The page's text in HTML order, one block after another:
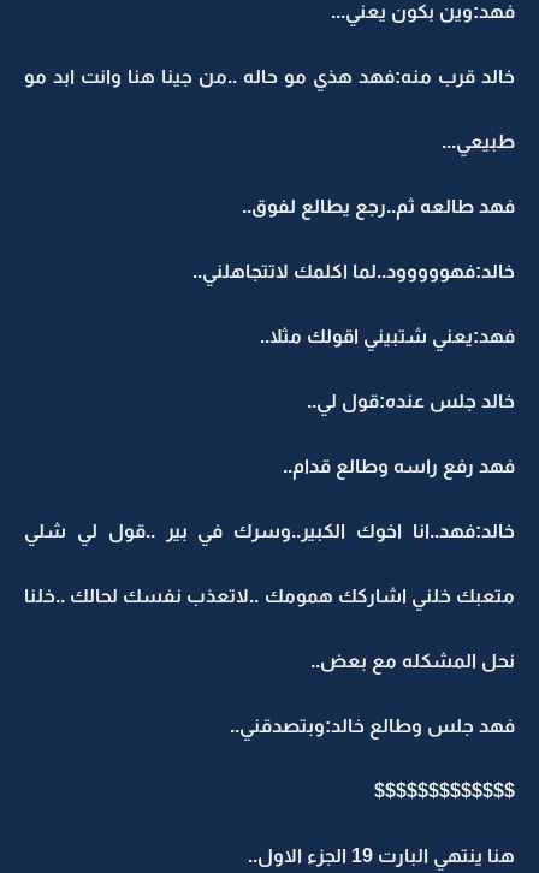
فهد:وين بكون يعني...
خالد قرب منه:فهد هذي مو حاله ..من جينا هنا وانت ابد مو
طبيعي...
فهد طالعه ثم..رجع يطالع لفوق..
خالد:فهووووود..لما اكلمك لاتتجاهلني..
فهد:يعني شتبيني اقولك مثلا..
خالد جلس عنده:قول لي..
فهد رفع راسه وطالع قدام..
خالد:فهد..انا اخوك الكبير..وسرك في بير ..قول لي شلي
متعبك خلني اشاركك همومك ..لاتعذب نفسك لحالك ..خلنا
نحل المشكله مع بعض..
فهد جلس وطالع خالد:وبتصدقني..
$$$$$$$$$$$$$
هنا ينتهي البارت 19 الجزء الاول..